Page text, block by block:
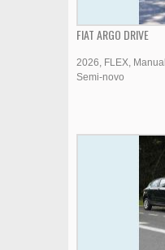
FIAT ARGO DRIVE
2026 FLEX Manual
Semi-novo